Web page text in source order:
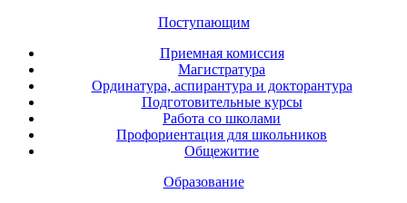
Поступающим
Приемная комиссия
Магистратура
Ординатура, аспирантура и докторантура
Подготовительные курсы
Работа со школами
Профориентация для школьников
Общежитие
Образование